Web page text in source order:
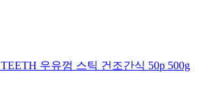
우유껌 스틱 건조간식 50p 500g